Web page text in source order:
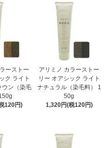
ーストー
ク ライト
ウン（染毛
120円)
アリミノ カラーストー
リー オアシック ライト
ナチュラル（染毛料） 1
50g
1,320円(税120円)